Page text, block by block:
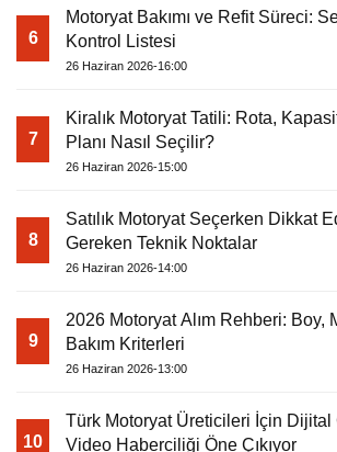
6
Motoryat Bakımı ve Refit Süreci:
Kontrol Listesi
26 Haziran 2026-16:00
7
Kiralık Motoryat Tatili: Rota,
Planı Nasıl Seçilir?
26 Haziran 2026-15:00
8
Satılık Motoryat Seçerken Dikkat
Gereken Teknik Noktalar
26 Haziran 2026-14:00
9
2026 Motoryat Alım Rehberi: Boy,
Bakım Kriterleri
26 Haziran 2026-13:00
10
Türk Motoryat Üreticileri İçin Dijital
Video Haberciliği Öne Çıkıyor